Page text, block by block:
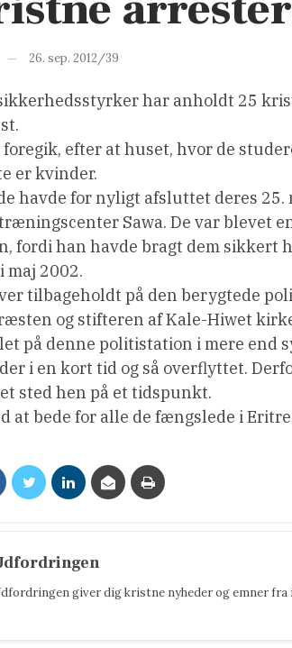
26. sep. 2012/39
har anholdt 25
efter at huset, hvor de
er kvinder.
havde for nyligt afsluttet deres
Sawa. De var blevet
fordi han havde bragt dem sikkert
maj 2002.
tilbageholdt på den berygtede
og stifteren af Kale-Hiwet
på denne politistation i mere end
i en kort tid og så overflyttet.
sted hen på et tidspunkt.
at bede for alle de fængslede i
giver dig kristne nyheder og emner fra